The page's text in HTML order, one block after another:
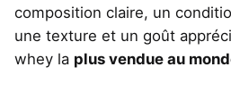
composition claire, un
une texture et un goût
whey la plus vendue au